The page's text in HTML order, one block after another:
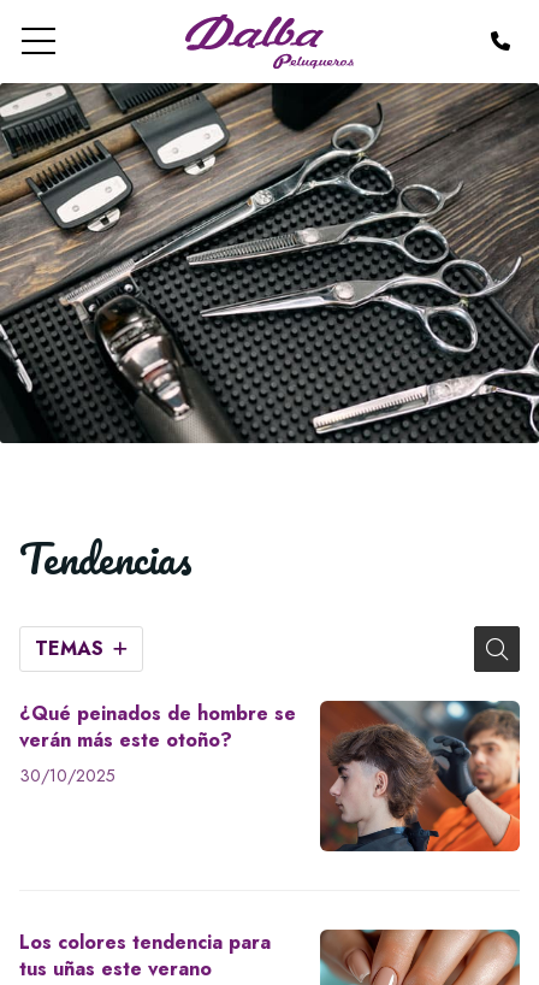
Tendencias
TEMAS
¿Qué peinados de hombre se
verán más este otoño?
30/10/2025
Los colores tendencia para
tus uñas este verano